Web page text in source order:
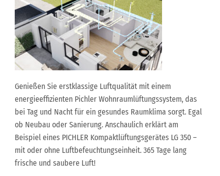
Genießen Sie erstklassige Luftqualität mit einem
energieeffizienten Pichler Wohnraumlüftungssystem, das
bei Tag und Nacht für ein gesundes Raumklima sorgt. Egal
ob Neubau oder Sanierung. Anschaulich erklärt am
Beispiel eines PICHLER Kompaktlüftungsgerätes LG 350 –
mit oder ohne Luftbefeuchtungseinheit. 365 Tage lang
frische und saubere Luft!